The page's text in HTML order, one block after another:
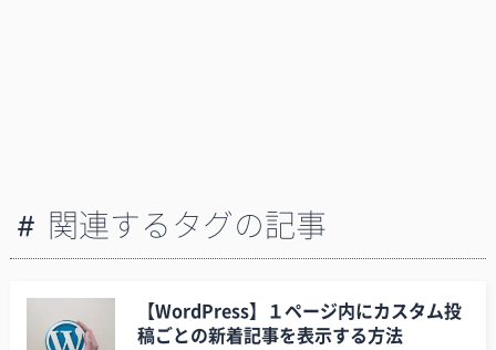
関連するタグの記事
【WordPress】１ページ内にカスタム投
稿ごとの新着記事を表示する方法